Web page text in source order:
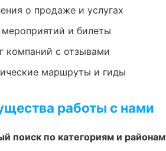
о продаже и услугах
и билеты
компаний с отзывами
маршруты и гиды
работы с нами
поиск по категориям и районам